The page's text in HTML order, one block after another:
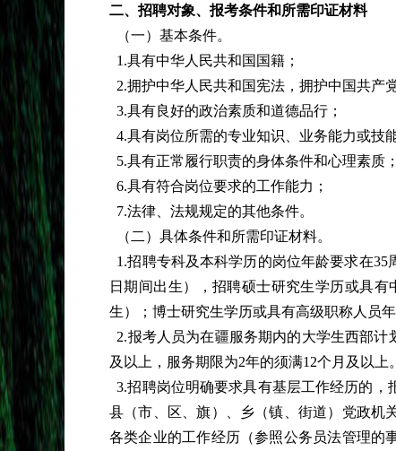
二、招聘对象、报考条件和所需印证材料
（一）基本条件。
1.具有中华人民共和国国籍；
2.拥护中华人民共和国宪法，拥护中国共产
3.具有良好的政治素质和道德品行；
4.具有岗位所需的专业知识、业务能力或技
5.具有正常履行职责的身体条件和心理素质；
6.具有符合岗位要求的工作能力；
7.法律、法规规定的其他条件。
（二）具体条件和所需印证材料。
1.招聘专科及本科学历的岗位年龄要求在35
日期间出生），招聘硕士研究生学历或具有
生）；博士研究生学历或具有高级职称人员
2.报考人员为在疆服务期内的大学生西部计
及以上，服务期限为2年的须满12个月及以上。
3.招聘岗位明确要求具有基层工作经历的
县（市、区、旗）、乡（镇、街道）党政机
各类企业的工作经历（参照公务员法管理的